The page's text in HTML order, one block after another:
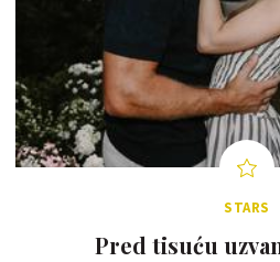
STARS
Pred tisuću